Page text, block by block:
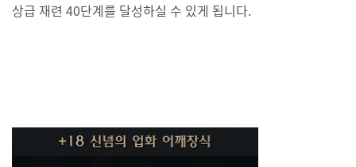
상급 재련 40단계를 달성하실 수 있게 됩니다.